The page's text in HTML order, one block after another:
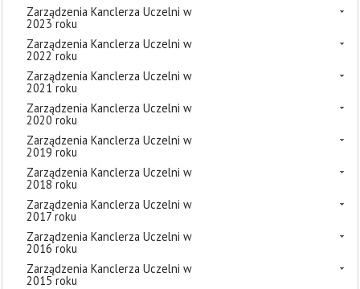
Zarządzenia Kanclerza Uczelni w
2023 roku
Zarządzenia Kanclerza Uczelni w
2022 roku
Zarządzenia Kanclerza Uczelni w
2021 roku
Zarządzenia Kanclerza Uczelni w
2020 roku
Zarządzenia Kanclerza Uczelni w
2019 roku
Zarządzenia Kanclerza Uczelni w
2018 roku
Zarządzenia Kanclerza Uczelni w
2017 roku
Zarządzenia Kanclerza Uczelni w
2016 roku
Zarządzenia Kanclerza Uczelni w
2015 roku